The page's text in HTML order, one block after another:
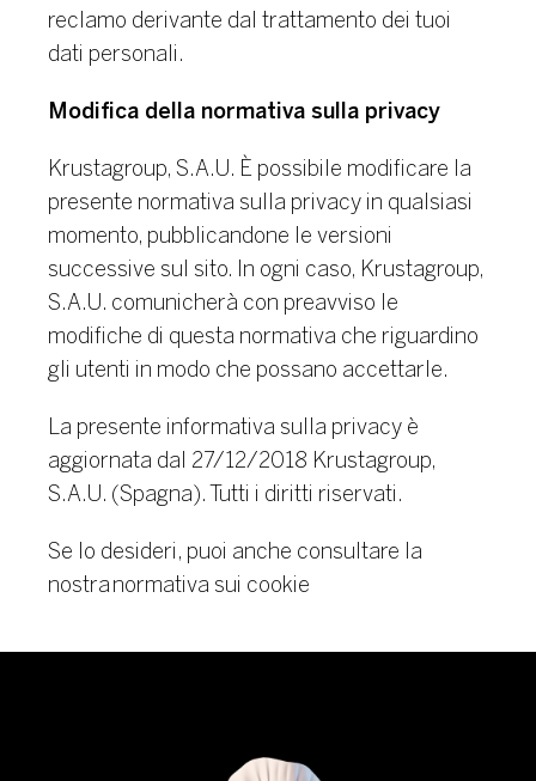
reclamo derivante dal trattamento dei tuoi
dati personali.
Modifica della normativa sulla privacy
Krustagroup, S.A.U. È possibile modificare la
presente normativa sulla privacy in qualsiasi
momento, pubblicandone le versioni
successive sul sito. In ogni caso, Krustagroup,
S.A.U. comunicherà con preavviso le
modifiche di questa normativa che riguardino
gli utenti in modo che possano accettarle.
La presente informativa sulla privacy è
aggiornata dal 27/12/2018 Krustagroup,
S.A.U. (Spagna). Tutti i diritti riservati.
Se lo desideri, puoi anche consultare la
nostra normativa sui cookie